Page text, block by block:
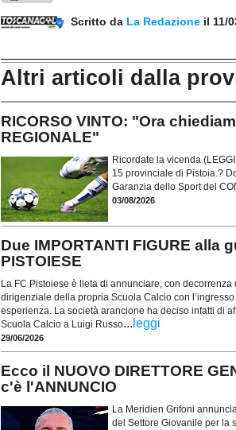
Scritto da La Redazione il 11/
Altri articoli dalla
RICORSO VINTO: "Ora
REGIONALE"
Ricordate la vicenda
15 provinciale di Pistoia.?
Garanzia dello Sport del
03/08/2026
Due IMPORTANTI FIGURE alla
PISTOIESE
La FC Pistoiese è lieta di annunciare, con
dirigenziale della propria Scuola Calcio con
esperienza. La società arancione ha deciso infatti di
Scuola Calcio a Luigi Russo... leggi
29/06/2026
Ecco il NUOVO DIRETTORE
c'è l'ANNUNCIO
La Meridien Grifoni
del Settore Giovanile per la